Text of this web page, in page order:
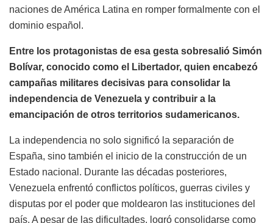
naciones de América Latina en romper formalmente con el
dominio español.
Entre los protagonistas de esa gesta sobresalió Simón
Bolívar, conocido como el Libertador, quien encabezó
campañas militares decisivas para consolidar la
independencia de Venezuela y contribuir a la
emancipación de otros territorios sudamericanos.
La independencia no solo significó la separación de
España, sino también el inicio de la construcción de un
Estado nacional. Durante las décadas posteriores,
Venezuela enfrentó conflictos políticos, guerras civiles y
disputas por el poder que moldearon las instituciones del
país. A pesar de las dificultades, logró consolidarse como